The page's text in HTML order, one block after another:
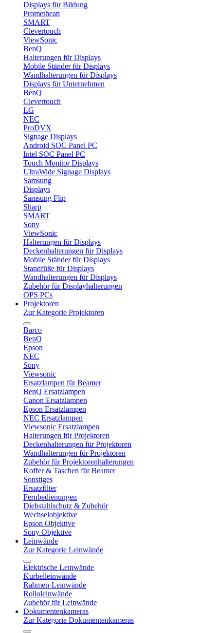
Displays für Bildung
Promethean
SMART
Clevertouch
ViewSonic
BenQ
Halterungen für Displays
Mobile Ständer für Displays
Wandhalterungen für Displays
Displays für Unternehmen
BenQ
Clevertouch
LG
NEC
ProDVX
Signage Displays
Android SOC Panel PC
Intel SOC Panel PC
Touch Monitor Displays
UltraWide Signage Displays
Samsung
Displays
Samsung Flip
Sharp
SMART
Sony
ViewSonic
Halterungen für Displays
Deckenhalterungen für Displays
Mobile Ständer für Displays
Standfüße für Displays
Wandhalterungen für Displays
Zubehör für Displayhalterungen
OPS PCs
Projektoren
Zur Kategorie Projektoren
Barco
BenQ
Epson
NEC
Sony
Viewsonic
Ersatzlampen für Beamer
BenQ Ersatzlampen
Canon Ersatzlampen
Epson Ersatzlampen
NEC Ersatzlampen
Viewsonic Ersatzlampen
Halterungen für Projektoren
Deckenhalterungen für Projektoren
Wandhalterungen für Projektoren
Zubehör für Projektorenhalterungen
Koffer & Taschen für Beamer
Sonstiges
Ersatzfilter
Fernbedienungen
Diebstahlschutz & Zubehör
Wechselobjektive
Epson Objektive
Sony Objektive
Leinwände
Zur Kategorie Leinwände
Elektrische Leinwände
Kurbelleinwände
Rahmen-Leinwände
Rolloleinwände
Zubehör für Leinwände
Dokumentenkameras
Zur Kategorie Dokumentenkameras